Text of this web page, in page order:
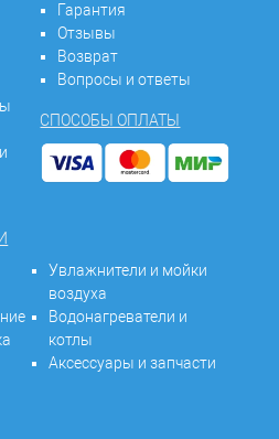
Гарантия
Отзывы
Возврат
Вопросы и ответы
СПОСОБЫ ОПЛАТЫ
Увлажнители и мойки
воздуха
Водонагреватели и
котлы
Аксессуары и запчасти